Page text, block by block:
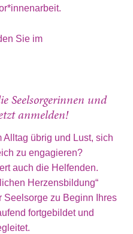
Sie im
Seelsorgerinnen und
anmelden!
übrig und Lust, sich
zu engagieren?
auch die Helfenden.
Herzensbildung“
Seelsorge zu Beginn Ihres
fortgebildet und